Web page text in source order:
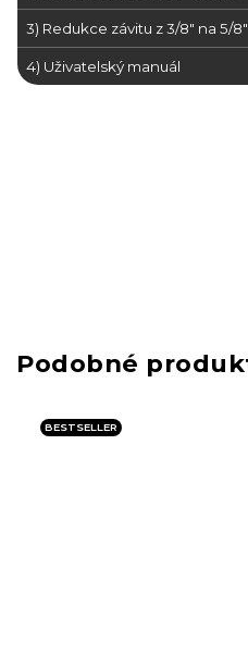
3) Redukce závitu z 3/8" na 5/8"
4) Uživatelský manuál
BESTSELLER